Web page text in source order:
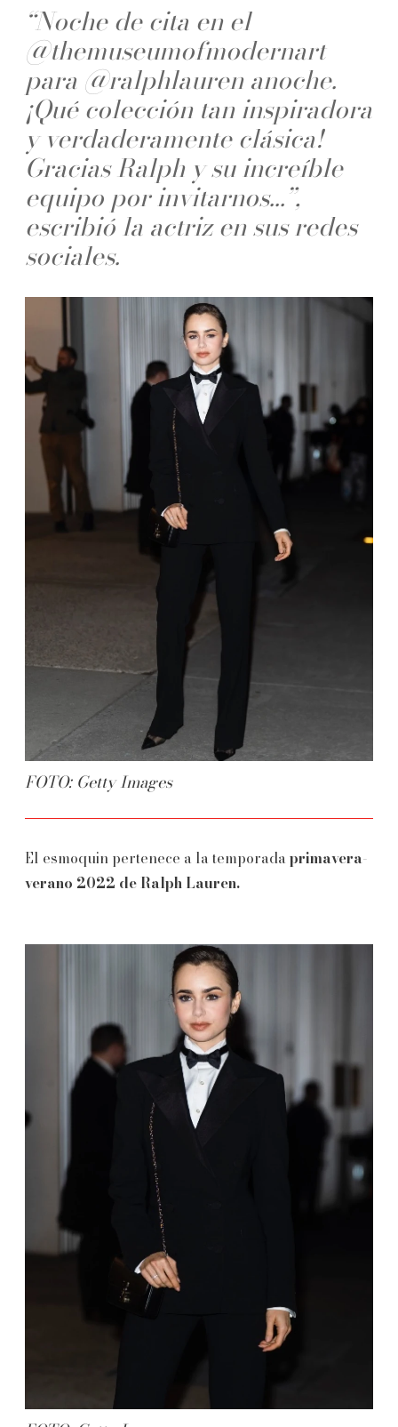
“Noche de cita en el
@themuseumofmodernart
para @ralphlauren anoche.
¡Qué colección tan inspiradora
y verdaderamente clásica!
Gracias Ralph y su increíble
equipo por invitarnos...”,
escribió la actriz en sus redes
sociales.
FOTO: Getty Images
El esmoquin pertenece a la temporada primavera-
verano 2022 de Ralph Lauren.